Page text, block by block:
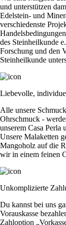
und unterstützen
Edelstein- und
verschiedenste
des Steinheilkunde
Forschung und den
Steinheilkunde
Liebevolle,
Alle unsere
Ohrschmuck -
unserem Casa
Unsere Malaketten
Mangoholz auf die
wir in einem feinen
Unkomplizierte
Du kannst bei uns
Vorauskasse
Zahloption